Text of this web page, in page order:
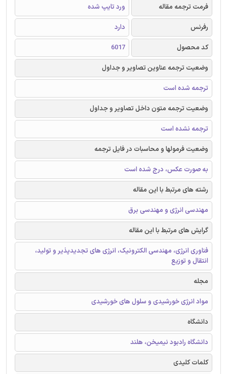
فرمت ترجمه مقاله
ورد تایپ شده
رفرنس
دارد
کد محصول
6017
وضعیت ترجمه عناوین تصاویر و جداول
ترجمه شده است
وضعیت ترجمه متون داخل تصاویر و جداول
ترجمه نشده است
وضعیت فرمولها و محاسبات در فایل ترجمه
به صورت عکس، درج شده است
رشته های مرتبط با این مقاله
مهندسی انرژی و مهندسی برق
گرایش های مرتبط با این مقاله
فناوری انرژی، مهندسی الکترونیک، انرژی های تجدیدپذیر و تولید،
انتقال و توزیع
مجله
مواد انرژی خورشیدی و سلول های خورشیدی
دانشگاه
دانشگاه رادبود نیمیخن، هلند
کلمات کلیدی